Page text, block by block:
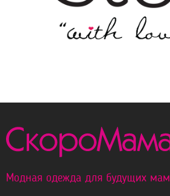
Модная одежда для будущих мам